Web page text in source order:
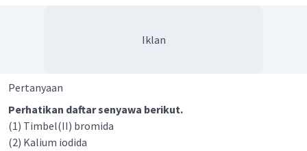
Iklan
Pertanyaan
Perhatikan daftar senyawa berikut.
(1) Timbel(II) bromida
(2) Kalium iodida